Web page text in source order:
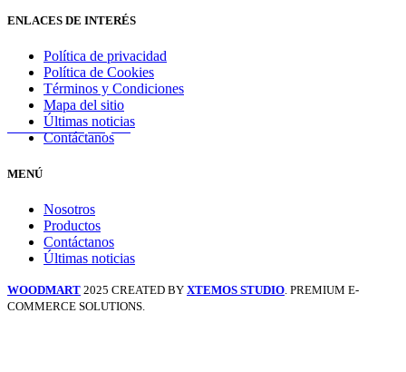
Cra. 25 #15-79, Bogotá
ENLACES DE INTERÉS
Política de privacidad
Política de Cookies
Términos y Condiciones
Mapa del sitio
Últimas noticias
Contáctanos
MENÚ
Nosotros
Productos
Contáctanos
Últimas noticias
WOODMART 2025 CREATED BY XTEMOS STUDIO . PREMIUM E-
COMMERCE SOLUTIONS.